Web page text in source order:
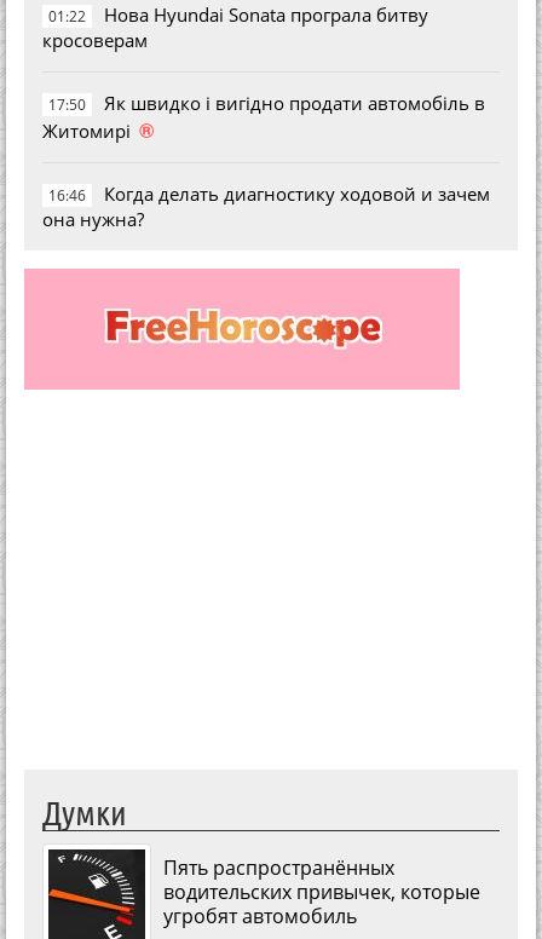
01:22
Нова Hyundai Sonata програла битву
кросоверам
17:50
Як швидко і вигідно продати автомобіль в
Житомирі ®
16:46
Когда делать диагностику ходовой и зачем
она нужна?
Думки
Пять распространённых
водительских привычек, которые
угробят автомобиль